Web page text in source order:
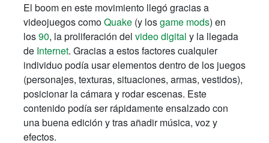
El boom en este movimiento llegó gracias a
videojuegos comoQuake (y losgame mods) en
los90, la proliferación del video digital y la llegada
de Internet. Gracias a estos factores cualquier
individuo podía usar elementos dentro de los juegos
(personajes, texturas, situaciones, armas, vestidos),
posicionar la cámara y rodar escenas. Este
contenido podía ser rápidamente ensalzado con
una buena edición y tras añadir música, voz y
efectos.